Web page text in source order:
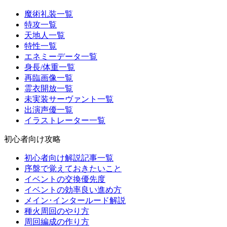
魔術礼装一覧
特攻一覧
天地人一覧
特性一覧
エネミーデータ一覧
身長/体重一覧
再臨画像一覧
霊衣開放一覧
未実装サーヴァント一覧
出演声優一覧
イラストレーター一覧
初心者向け攻略
初心者向け解説記事一覧
序盤で覚えておきたいこと
イベントの交換優先度
イベントの効率良い進め方
メイン･インタールード解説
種火周回のやり方
周回編成の作り方